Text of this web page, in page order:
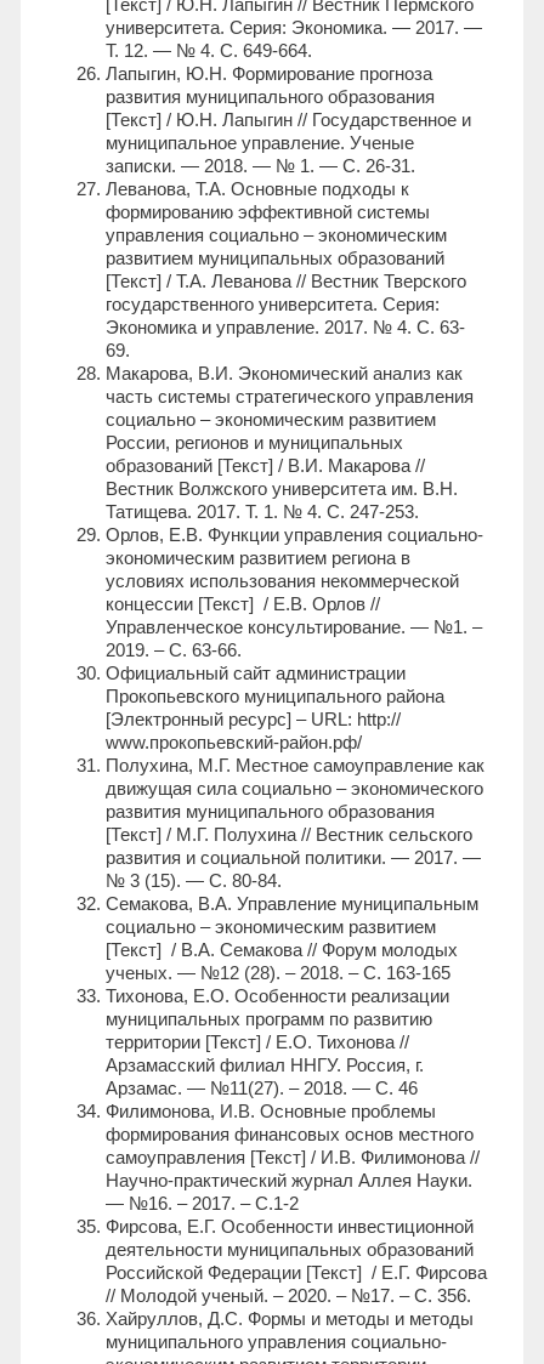
[Текст] / Ю.Н. Лапыгин // Вестник Пермского
университета. Серия: Экономика. — 2017. —
Т. 12. — № 4. С. 649-664.
Лапыгин, Ю.Н. Формирование прогноза
развития муниципального образования
[Текст] / Ю.Н. Лапыгин // Государственное и
муниципальное управление. Ученые
записки. — 2018. — № 1. — С. 26-31.
Леванова, Т.А. Основные подходы к
формированию эффективной системы
управления социально – экономическим
развитием муниципальных образований
[Текст] / Т.А. Леванова // Вестник Тверского
государственного университета. Серия:
Экономика и управление. 2017. № 4. С. 63-
69.
Макарова, В.И. Экономический анализ как
часть системы стратегического управления
социально – экономическим развитием
России, регионов и муниципальных
образований [Текст] / В.И. Макарова //
Вестник Волжского университета им. В.Н.
Татищева. 2017. Т. 1. № 4. С. 247-253.
Орлов, Е.В. Функции управления социально-
экономическим развитием региона в
условиях использования некоммерческой
концессии [Текст] / Е.В. Орлов //
Управленческое консультирование. — №1. –
2019. – С. 63-66.
Официальный сайт администрации
Прокопьевского муниципального района
[Электронный ресурс] – URL: http://
www.прокопьевский-район.рф/
Полухина, М.Г. Местное самоуправление как
движущая сила социально – экономического
развития муниципального образования
[Текст] / М.Г. Полухина // Вестник сельского
развития и социальной политики. — 2017. —
№ 3 (15). — С. 80-84.
Семакова, В.А. Управление муниципальным
социально – экономическим развитием
[Текст] / В.А. Семакова // Форум молодых
ученых. — №12 (28). – 2018. – С. 163-165
Тихонова, Е.О. Особенности реализации
муниципальных программ по развитию
территории [Текст] / Е.О. Тихонова //
Арзамасский филиал ННГУ. Россия, г.
Арзамас. — №11(27). – 2018. — С. 46
Филимонова, И.В. Основные проблемы
формирования финансовых основ местного
самоуправления [Текст] / И.В. Филимонова //
Научно-практический журнал Аллея Науки.
— №16. – 2017. – С.1-2
Фирсова, Е.Г. Особенности инвестиционной
деятельности муниципальных образований
Российской Федерации [Текст] / Е.Г. Фирсова
// Молодой ученый. – 2020. – №17. – С. 356.
Хайруллов, Д.С. Формы и методы и методы
муниципального управления социально-